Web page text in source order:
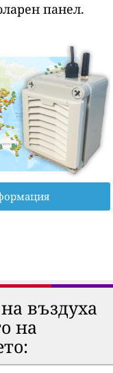
панел.
въздуха
на